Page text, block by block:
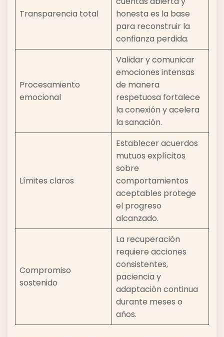
Transparencia total
honesta es la base
para reconstruir la
confianza perdida.
Procesamiento
emocional
Validar y comunicar
emociones intensas
de manera
respetuosa fortalece
la conexión y acelera
la sanación.
Límites claros
Establecer acuerdos
mutuos explícitos
sobre
comportamientos
aceptables protege
el progreso
alcanzado.
Compromiso
sostenido
La recuperación
requiere acciones
consistentes,
paciencia y
adaptación continua
durante meses o
años.